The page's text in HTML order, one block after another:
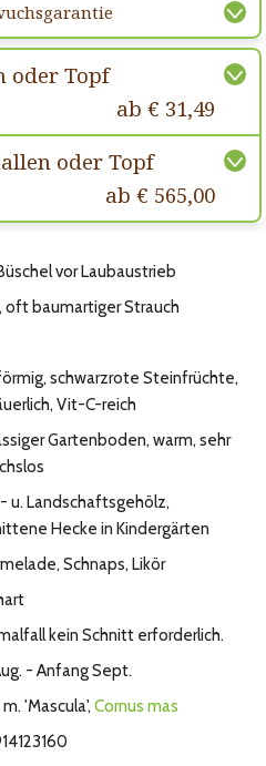
oder Topf
ab € 31,49
oder Topf
ab € 565,00
vor Laubaustrieb
oft baumartiger Strauch
schwarzrote Steinfrüchte,
Vit-C-reich
Gartenboden, warm, sehr
u. Landschaftsgehölz,
Hecke in Kindergärten
Schnaps, Likör
kein Schnitt erforderlich.
- Anfang Sept.
'Mascula', Cornus mas